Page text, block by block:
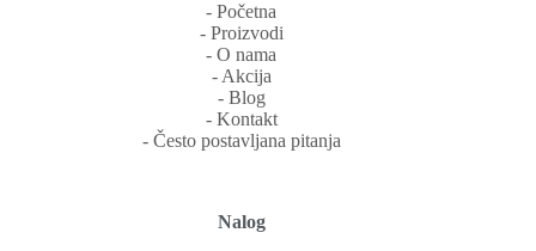
‐ Početna
‐ Proizvodi
‐ O nama
‐ Akcija
‐ Blog
‐ Kontakt
‐ Često postavljana pitanja
Nalog